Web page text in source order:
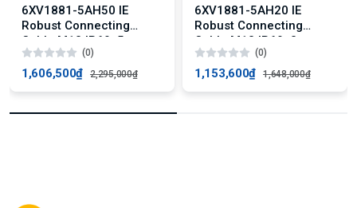
6XV1881-5AH50 IE
Robust Connecting
Cable M12 IP69, 5 m
(0)
1,606,500₫ 2,295,000₫
6XV1881-5AH20 IE
Robust Connecting
Cable M12 IP69, 2 m
(0)
1,153,600₫ 1,648,000₫